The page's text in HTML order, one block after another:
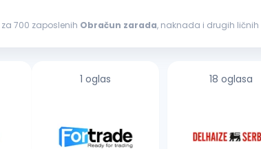
za 700 zaposlenih Obračun zarada, naknada i drugih
1 oglas 18 oglasa